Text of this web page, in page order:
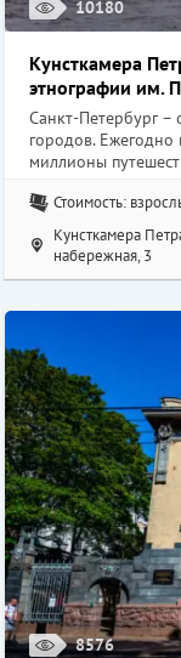
10180
Кунсткамера
этнографии им.
Санкт-Петербург
городов. Ежегодно
миллионы
Стоимость:
Кунсткамера
набережная, 3
8576